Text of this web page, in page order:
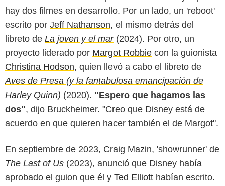
hay dos filmes en desarrollo. Por un lado, un 'reboot'
escrito por Jeff Nathanson, el mismo detrás del
libreto de La joven y el mar(2024). Por otro, un
proyecto liderado por Margot Robbie con la guionista
Christina Hodson, quien llevó a cabo el libreto de
Aves de Presa (y la fantabulosa emancipación de
Harley Quinn) (2020). "Espero que hagamos las
dos", dijo Bruckheimer. "Creo que Disney está de
acuerdo en que quieren hacer también el de Margot".
En septiembre de 2023, Craig Mazin, 'showrunner' de
The Last of Us (2023), anunció que Disney había
aprobado el guion que él y Ted Elliott habían escrito.